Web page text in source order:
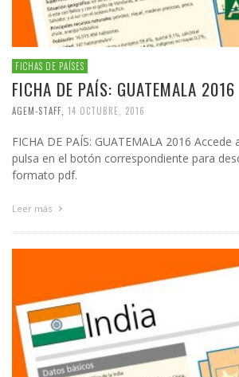
FICHAS DE PAÍSES
FICHA DE PAÍS: GUATEMALA 2016
AGEM-STAFF 14 OCTUBRE, 2016
FICHA DE PAÍS: GUATEMALA 2016 Accede
pulsa en el botón correspondiente para
formato pdf.
Leer más